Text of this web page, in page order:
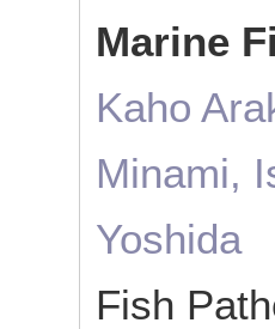
Marine
Kaho
Minami,
Yoshida
Fish